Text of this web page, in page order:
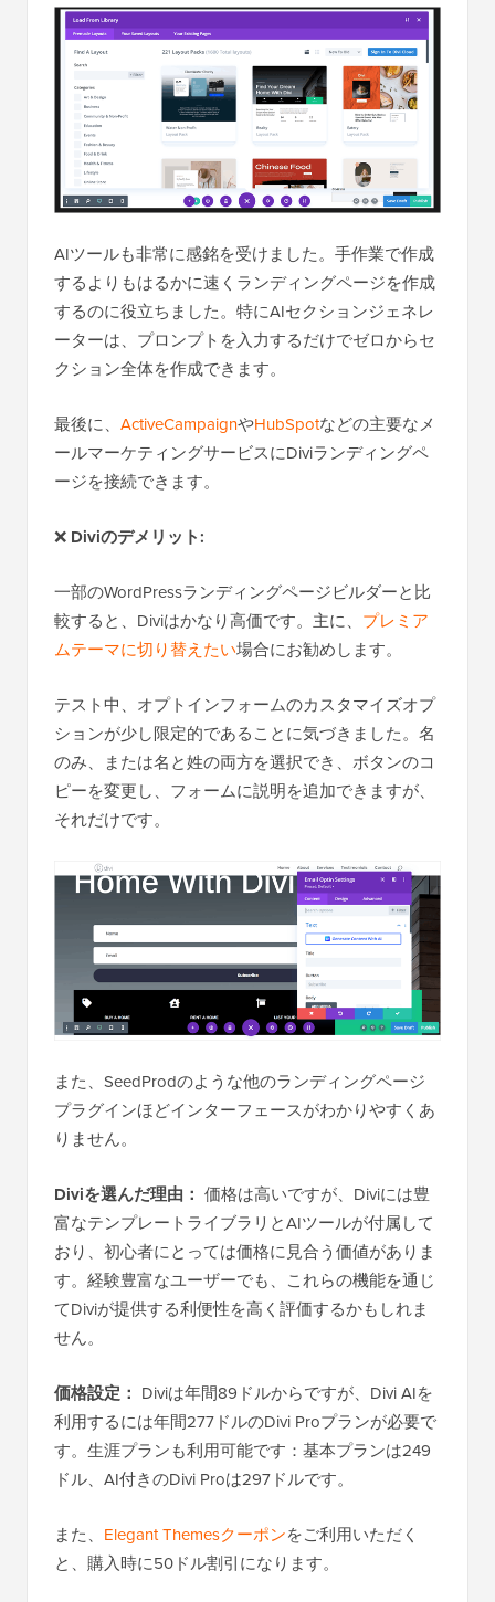
AIツールも非常に感銘を受けました。手作業で作成
するよりもはるかに速くランディングページを作成
するのに役立ちました。特にAIセクションジェネレ
ーターは、プロンプトを入力するだけでゼロからセ
クション全体を作成できます。
最後に、 ActiveCampaignやHubSpotなどの主要なメ
ールマーケティングサービスにDiviランディングペ
ージを接続できます。
❌ Diviのデメリット:
一部のWordPressランディングページビルダーと比
較すると、Diviはかなり高価です。主に、 プレミア
ムテーマに切り替えたい場合にお勧めします。
テスト中、オプトインフォームのカスタマイズオプ
ションが少し限定的であることに気づきました。名
のみ、または名と姓の両方を選択でき、ボタンのコ
ピーを変更し、フォームに説明を追加できますが、
それだけです。
また、SeedProdのような他のランディングページ
プラグインほどインターフェースがわかりやすくあ
りません。
Diviを選んだ理由： 価格は高いですが、Diviには豊
富なテンプレートライブラリとAIツールが付属して
おり、初心者にとっては価格に見合う価値がありま
す。経験豊富なユーザーでも、これらの機能を通じ
てDiviが提供する利便性を高く評価するかもしれま
せん。
価格設定： Diviは年間89ドルからですが、Divi AIを
利用するには年間277ドルのDivi Proプランが必要で
す。生涯プランも利用可能です：基本プランは249
ドル、AI付きのDivi Proは297ドルです。
また、 Elegant Themesクーポンをご利用いただく
と、購入時に50ドル割引になります。